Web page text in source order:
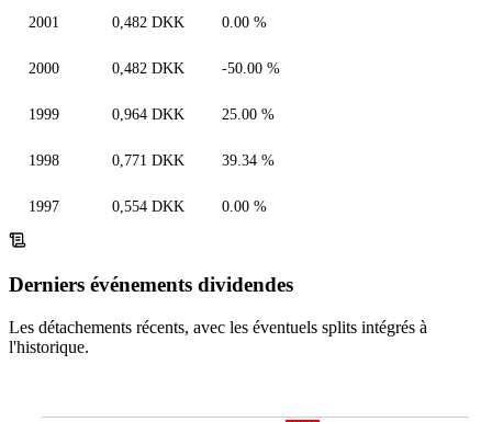
2001 0,482 DKK 0.00 %
2000 0,482 DKK -50.00 %
1999 0,964 DKK 25.00 %
1998 0,771 DKK 39.34 %
1997 0,554 DKK 0.00 %
Derniers événements dividendes
Les détachements récents, avec les éventuels splits intégrés à
l'historique.